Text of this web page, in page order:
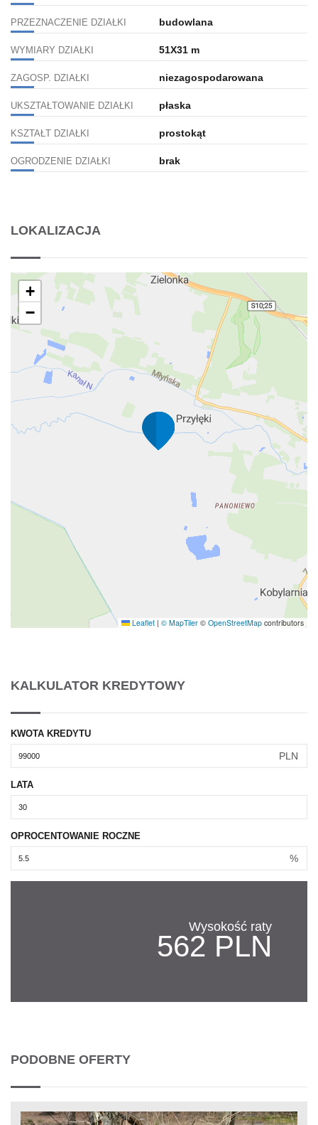
PRZEZNACZENIE DZIAŁKI budowlana
WYMIARY DZIAŁKI 51X31 m
ZAGOSP. DZIAŁKI niezagospodarowana
UKSZTAŁTOWANIE DZIAŁKI płaska
KSZTAŁT DZIAŁKI prostokąt
OGRODZENIE DZIAŁKI brak
LOKALIZACJA
+
−
Leaflet | © MapTiler © OpenStreetMap contributors
KALKULATOR KREDYTOWY
KWOTA KREDYTU
PLN
LATA
OPROCENTOWANIE ROCZNE
%
Wysokość raty
562 PLN
PODOBNE OFERTY